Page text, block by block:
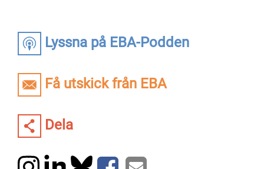
Lyssna på EBA-Podden
Få utskick från EBA
Dela